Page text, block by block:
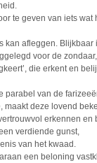
te geven van iets
kan afleggen. Blijkbaar
voor de zondaar,
die erkent en
parabel van de
maakt deze lovend
erkennen en
verdiende gunst,
van het kwaad.
een beloning